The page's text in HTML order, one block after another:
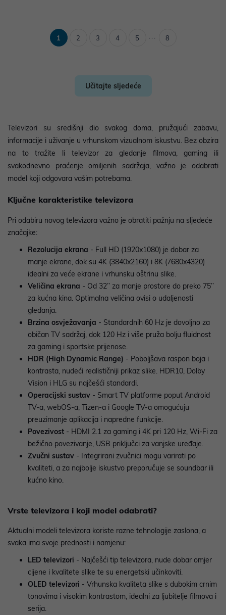
1 2 3 4 5 ... 8
Učitajte sljedeće
Televizori su središnji dio svakog doma, pružajući zabavu,
informacije i uživanje u vrhunskom vizualnom iskustvu. Bez obzira
na to tražite li televizor za gledanje filmova, gaming ili
svakodnevno praćenje omiljenih sadržaja, važno je odabrati
model koji odgovara vašim potrebama.
Ključne karakteristike televizora
Pri odabiru novog televizora važno je obratiti pažnju na sljedeće
značajke:
Rezolucija ekrana - Full HD (1920x1080) je dobar za
manje ekrane, dok su 4K (3840x2160) i 8K (7680x4320)
idealni za veće ekrane i vrhunsku oštrinu slike.
Veličina ekrana - Od 32’’ za manje prostore do preko 75’’
za kućna kina. Optimalna veličina ovisi o udaljenosti
gledanja.
Brzina osvježavanja - Standardnih 60 Hz je dovoljno za
običan TV sadržaj, dok 120 Hz i više pruža bolju fluidnost
za gaming i sportske prijenose.
HDR (High Dynamic Range) - Poboljšava raspon boja i
kontrasta, nudeći realističniji prikaz slike. HDR10, Dolby
Vision i HLG su najčešći standardi.
Operacijski sustav - Smart TV platforme poput Android
TV-a, webOS-a, Tizen-a i Google TV-a omogućuju
preuzimanje aplikacija i napredne funkcije.
Povezivost - HDMI 2.1 za gaming i 4K pri 120 Hz, Wi-Fi za
bežično povezivanje, USB priključci za vanjske uređaje.
Zvučni sustav - Integrirani zvučnici mogu varirati po
kvaliteti, a za najbolje iskustvo preporučuje se soundbar ili
kućno kino.
Vrste televizora i koji model odabrati?
Aktualni modeli televizora koriste razne tehnologije zaslona, a
svaka ima svoje prednosti i namjenu:
LED televizori - Najčešći tip televizora, nude dobar omjer
cijene i kvalitete slike te su energetski učinkoviti.
OLED televizori - Vrhunska kvaliteta slike s dubokim crnim
tonovima i visokim kontrastom, idealni za ljubitelje filmova i
serija.